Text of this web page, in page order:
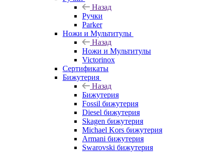
Назад
Ручки
Parker
Ножи и Мультитулы
Назад
Ножи и Мультитулы
Victorinox
Сертификаты
Бижутерия
Назад
Бижутерия
Fossil бижутерия
Diesel бижутерия
Skagen бижутерия
Michael Kors бижутерия
Armani бижутерия
Swarovski бижутерия